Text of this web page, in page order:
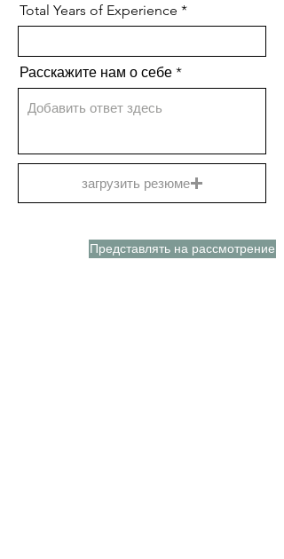
r
e
Total Years of Experience
Расскажите нам о себе
загрузить резюме
Представлять на рассмотрение